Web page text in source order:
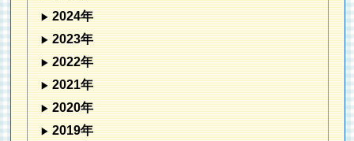
2024年
2023年
2022年
2021年
2020年
2019年